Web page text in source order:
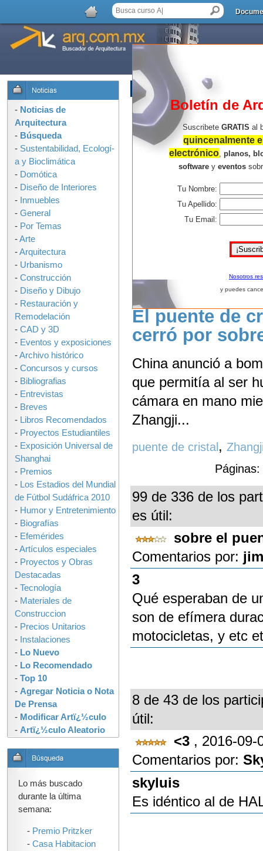
LISTA DE COMENTARIOS
El puente de
cerró por
China anunció a
que permitía al ser
cámara en mano
Zhangji...
puente de cristal ,
Páginas:
99 de 336 de los
es útil:
sobre el
Comentarios por:
3
Qué esperaban de
son de efímera
motocicletas, y etc
8 de 43 de los
útil:
<3 , 2016-09-
Comentarios por:
skyluis
Es idéntico al de
Boletín de
Suscribete GRATIS al
quincenalmente
electrónico, planos,
softwarey eventos
Tu Nombre:
Tu Apellido:
Tu Email:
Nosotros
y puedes
- Noticias de
Arquitectura
- Búsqueda
- Sustentabilidad, Ecologí­
a y Bioclimática
- Domótica
- Diseño de Interiores
- Inmuebles
- General
- Por Temas
-Arte
-Arquitectura
- Urbanismo
- Construcción
- Diseño y Dibujo
- Restauración y
Remodelación
- CAD y 3D
- Eventos y exposiciones
-Archivo histórico
- Concursos y cursos
- Bibliografias
- Entrevistas
- Breves
- Libros Recomendados
- Proyectos Estudiantiles
- Exposición Universal de
Shanghai
- Premios
- Los Estadios del Mundial
de Fútbol Sudáfrica 2010
- Humor y Entretenimiento
- Biografías
- Efemérides
-Artículos especiales
- Proyectos y Obras
Destacadas
- Tecnología
- Materiales de
Construccion
- Precios Unitarios
- Instalaciones
- Lo Nuevo
- Lo Recomendado
- Top 10
- Agregar Noticia o Nota
De Prensa
- Modificar Artï¿½culo
- Artï¿½culo Aleatorio
Lo más buscado
durante la última
semana:
- Premio Pritzker
- Casa Habitacion